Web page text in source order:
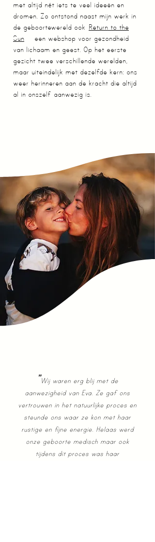
met altijd nét iets te veel ideeën en
dromen. Zo ontstond naast mijn werk in
de geboortewereld ook Return to the
Sun — een webshop voor gezondheid
van lichaam en geest. Op het eerste
gezicht twee verschillende werelden,
maar uiteindelijk met dezelfde kern: ons
weer herinneren aan de kracht die altijd
al in onszelf aanwezig is.
" Wij waren erg blij met de
aanwezigheid van Eva. Ze gaf ons
vertrouwen in het natuurlijke proces en
steunde ons waar ze kon met haar
rustige en fijne energie. Helaas werd
onze geboorte medisch maar ook
tijdens dit proces was haar